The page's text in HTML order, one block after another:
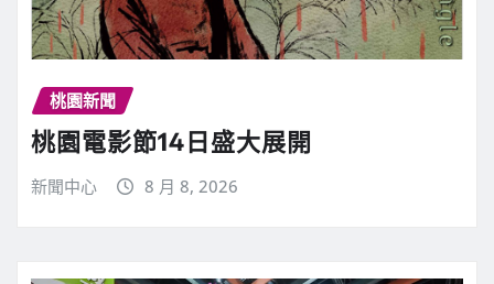
桃園新聞
桃園電影節14日盛大展開
新聞中心 8 月 8, 2026